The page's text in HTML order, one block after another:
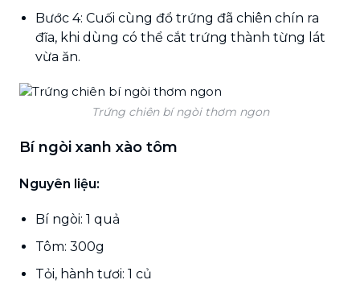
Bước 4: Cuối cùng đổ trứng đã chiên chín ra
đĩa, khi dùng có thể cắt trứng thành từng lát
vừa ăn.
Trứng chiên bí ngòi thơm ngon
Bí ngòi xanh xào tôm
Nguyên liệu:
Bí ngòi: 1 quả
Tôm: 300g
Tỏi, hành tươi: 1 củ